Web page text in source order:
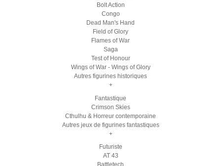
Bolt Action
Congo
Dead Man's Hand
Field of Glory
Flames of War
Saga
Test of Honour
Wings of War - Wings of Glory
Autres figurines historiques
+
Fantastique
Crimson Skies
Cthulhu & Horreur contemporaine
Autres jeux de figurines fantastiques
+
Futuriste
AT 43
Battletech